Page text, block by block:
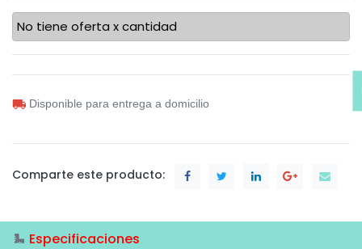
No tiene oferta x cantidad
Disponible para entrega a domicilio
Comparte este producto:
Especificaciones